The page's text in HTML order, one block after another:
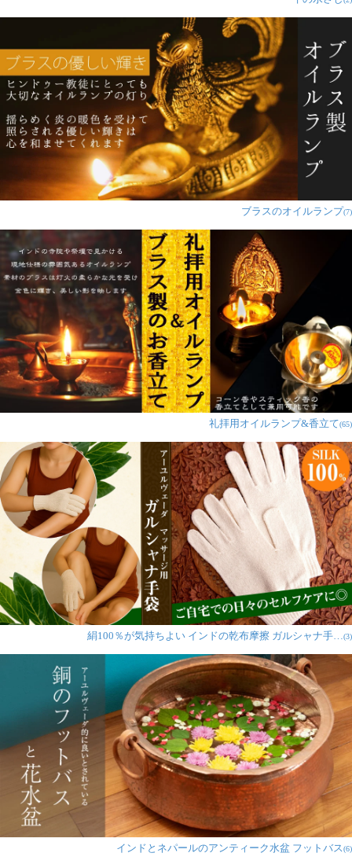
ブラスのオイルランプ(7)
礼拝用オイルランプ&香立て(65)
絹100％が気持ちよい インドの乾布摩擦 ガルシャナ手…(3)
インドとネパールのアンティーク水盆 フットバス(6)